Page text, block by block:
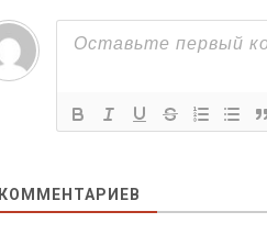
КОММЕНТАРИЕВ